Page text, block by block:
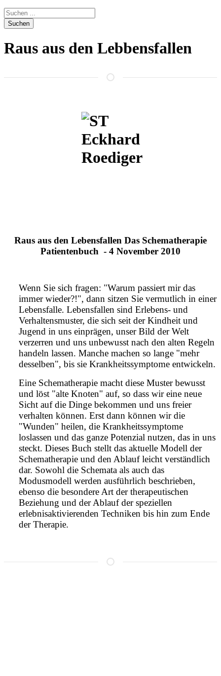
Suchen
Raus aus den Lebbensfallen
Raus aus den Lebensfallen Das Schematherapie
Patientenbuch - 4 November 2010
Wenn Sie sich fragen: "Warum passiert mir das
immer wieder?!", dann sitzen Sie vermutlich in einer
Lebensfalle. Lebensfallen sind Erlebens- und
Verhaltensmuster, die sich seit der Kindheit und
Jugend in uns einprägen, unser Bild der Welt
verzerren und uns unbewusst nach den alten Regeln
handeln lassen. Manche machen so lange "mehr
desselben", bis sie Krankheitssymptome entwickeln.
Eine Schematherapie macht diese Muster bewusst
und löst "alte Knoten" auf, so dass wir eine neue
Sicht auf die Dinge bekommen und uns freier
verhalten können. Erst dann können wir die
"Wunden" heilen, die Krankheitssymptome
loslassen und das ganze Potenzial nutzen, das in uns
steckt. Dieses Buch stellt das aktuelle Modell der
Schematherapie und den Ablauf leicht verständlich
dar. Sowohl die Schemata als auch das
Modusmodell werden ausführlich beschrieben,
ebenso die besondere Art der therapeutischen
Beziehung und der Ablauf der speziellen
erlebnisaktivierenden Techniken bis hin zum Ende
der Therapie.